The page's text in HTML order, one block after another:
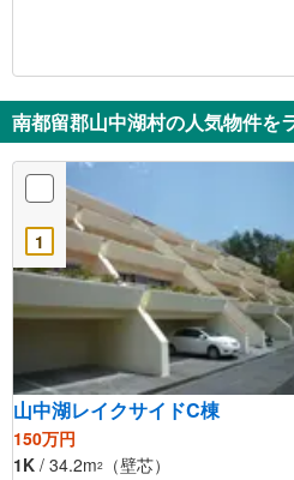
南都留郡山中湖村の人気物件を
1
山中湖レイクサイドC棟
150万円
1K / 34.2m2 （壁芯）